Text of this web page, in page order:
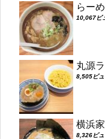
らー
10,067ビ
丸源
8,505ビ
横浜
8,326ビ